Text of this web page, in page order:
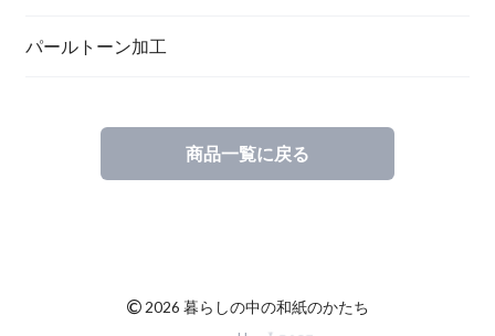
一筆箋
ハンドメイドキット
パールトーン加工
商品一覧に戻る
© 2026 暮らしの中の和紙のかたち